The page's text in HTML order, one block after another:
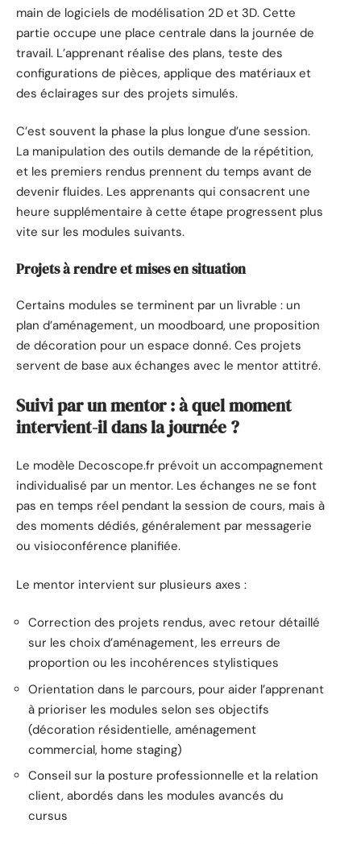
main de logiciels de modélisation 2D et 3D. Cette
partie occupe une place centrale dans la journée de
travail. L’apprenant réalise des plans, teste des
configurations de pièces, applique des matériaux et
des éclairages sur des projets simulés.
C’est souvent la phase la plus longue d’une session.
La manipulation des outils demande de la répétition,
et les premiers rendus prennent du temps avant de
devenir fluides. Les apprenants qui consacrent une
heure supplémentaire à cette étape progressent plus
vite sur les modules suivants.
Projets à rendre et mises en situation
Certains modules se terminent par un livrable : un
plan d’aménagement, un moodboard, une proposition
de décoration pour un espace donné. Ces projets
servent de base aux échanges avec le mentor attitré.
Suivi par un mentor : à quel moment
intervient-il dans la journée ?
Le modèle Decoscope.fr prévoit un accompagnement
individualisé par un mentor. Les échanges ne se font
pas en temps réel pendant la session de cours, mais à
des moments dédiés, généralement par messagerie
ou visioconférence planifiée.
Le mentor intervient sur plusieurs axes :
Correction des projets rendus, avec retour détaillé
sur les choix d’aménagement, les erreurs de
proportion ou les incohérences stylistiques
Orientation dans le parcours, pour aider l’apprenant
à prioriser les modules selon ses objectifs
(décoration résidentielle, aménagement
commercial, home staging)
Conseil sur la posture professionnelle et la relation
client, abordés dans les modules avancés du
cursus